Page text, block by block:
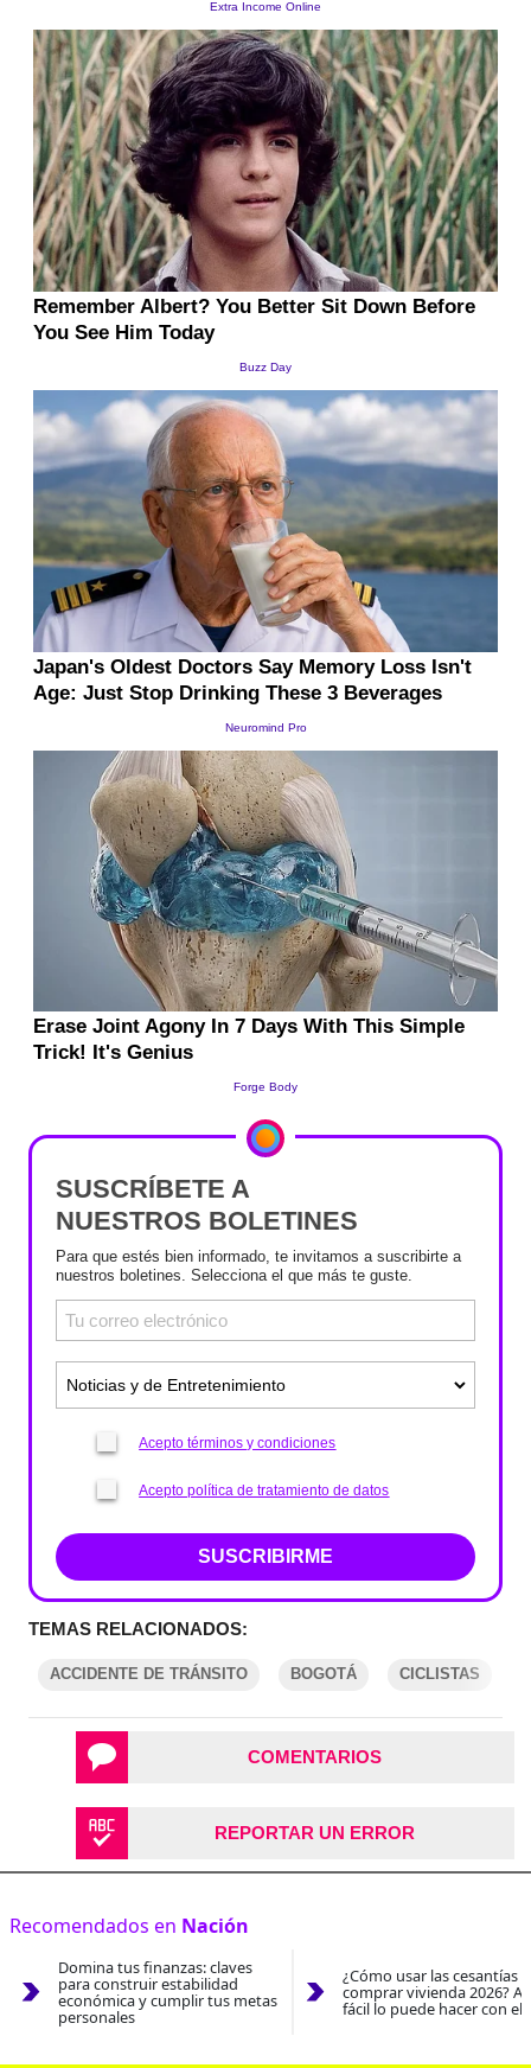
SUSCRÍBETE A
NUESTROS BOLETINES
Para que estés bien informado, te invitamos a suscribirte a
nuestros boletines. Selecciona el que más te guste.
Acepto términos y condiciones
Acepto política de tratamiento de datos
SUSCRIBIRME
TEMAS RELACIONADOS:
ACCIDENTE DE TRÁNSITO BOGOTÁ CICLISTAS
COMENTARIOS
REPORTAR UN ERROR
Recomendados en Nación
Domina tus finanzas: claves
para construir estabilidad
económica y cumplir tus metas
personales
¿Cómo usar las cesantías
comprar vivienda 2026?
fácil lo puede hacer con el